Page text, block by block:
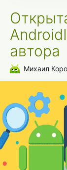
автора
Михаил